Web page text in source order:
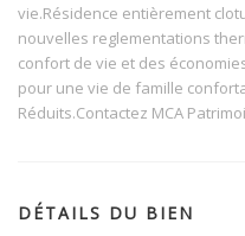
vie.Résidence entièrement
nouvelles reglementations
confort de vie et des
pour une vie de famille
Réduits.Contactez MCA
DÉTAILS DU BIEN